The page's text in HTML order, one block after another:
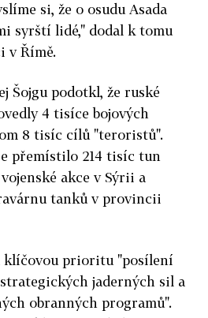
si, že o osudu Asada
syrští lidé," dodal k tomu
v Římě.
Šojgu podotkl, že ruské
4 tisíce bojových
8 tisíc cílů "teroristů".
přemístilo 214 tisíc tun
akce v Sýrii a
tanků v provincii
klíčovou prioritu "posílení
jaderných sil a
obranných programů".